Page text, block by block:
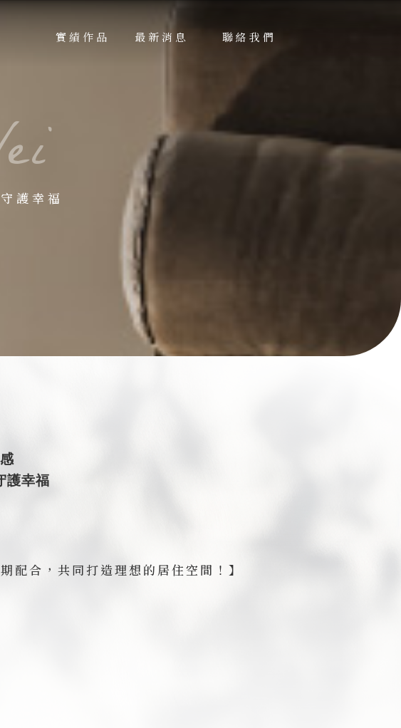
實績作品
最新消息
聯絡我們
護幸福
配合，共同打造理想的居住空間！】